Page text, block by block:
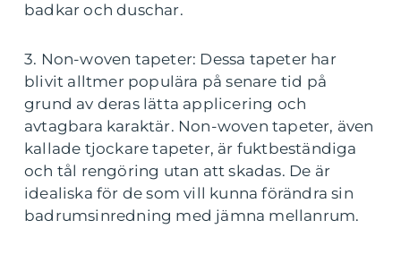
badkar och duschar.
3. Non-woven tapeter: Dessa tapeter har
blivit alltmer populära på senare tid på
grund av deras lätta applicering och
avtagbara karaktär. Non-woven tapeter, även
kallade tjockare tapeter, är fuktbeständiga
och tål rengöring utan att skadas. De är
idealiska för de som vill kunna förändra sin
badrumsinredning med jämna mellanrum.